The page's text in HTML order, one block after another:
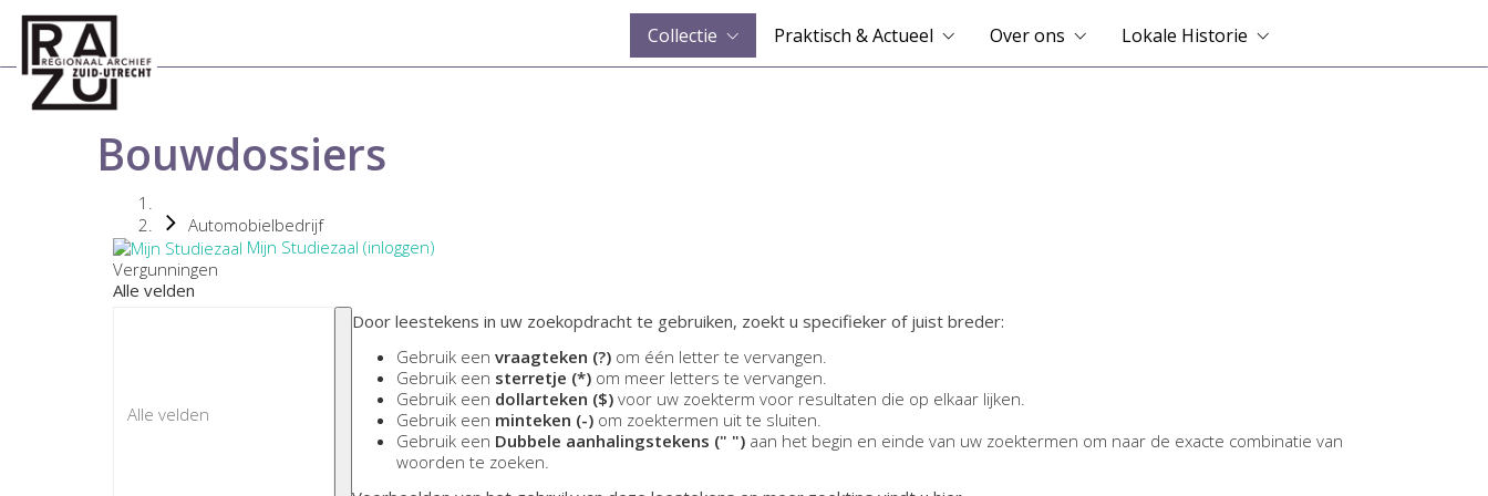
Collectie Praktisch & Actueel Over ons Lokale Historie
Bouwdossiers
Automobielbedrijf
Mijn Studiezaal (inloggen)
Vergunningen
Alle velden
Door leestekens in uw zoekopdracht te gebruiken, zoekt u specifieker of juist breder:
Gebruik een vraagteken (?) om één letter te vervangen.
Gebruik een sterretje (*) om meer letters te vervangen.
Gebruik een dollarteken ($) voor uw zoekterm voor resultaten die op elkaar lijken.
Gebruik een minteken (-) om zoektermen uit te sluiten.
Gebruik een Dubbele aanhalingstekens (" ") aan het begin en einde van uw zoektermen om naar de exacte combinatie van
woorden te zoeken.